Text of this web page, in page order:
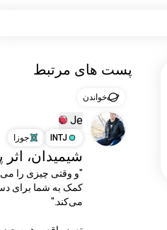
پست های مرتبط
خواندن
Je
INTJ
جوزا
شیمیدان، اثر